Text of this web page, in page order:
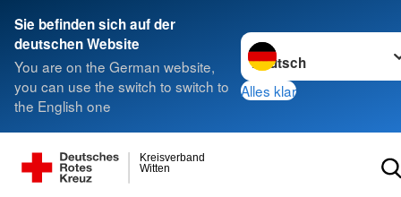
Sie befinden sich auf der
deutschen Website
You are on the German website,
you can use the switch to switch to
the English one
Sprache wechseln zu
Alles klar
Witten
Kreisverband